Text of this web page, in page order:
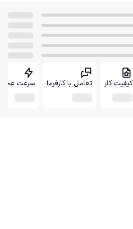
کیفیت کار تعامل با کارفرما سرعت عمل